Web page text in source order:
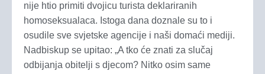
nije htio primiti dvojicu turista deklariranih
homoseksualaca. Istoga dana doznale su to i
osudile sve svjetske agencije i naši domaći mediji.
Nadbiskup se upitao: „A tko će znati za slučaj
odbijanja obitelji s djecom? Nitko osim same